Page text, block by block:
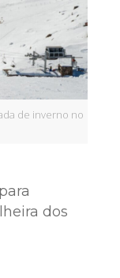
de inverno no
dos